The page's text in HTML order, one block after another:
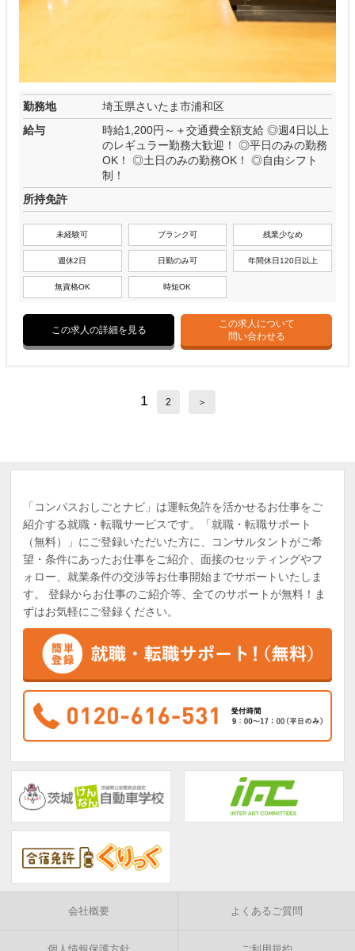
勤務地
埼玉県さいたま市浦和区
給与
時給1,200円～＋交通費全額支給 ◎週4日以上
のレギュラー勤務大歓迎！ ◎平日のみの勤務
OK！ ◎土日のみの勤務OK！ ◎自由シフト
制！
所持免許
未経験可 ブランク可 残業少なめ
週休2日 日勤のみ可 年間休日120日以上
無資格OK 時短OK
この求人の詳細を見る
この求人について
問い合わせる
1 2 ＞
「コンパスおしごとナビ」は運転免許を活かせるお仕事をご
紹介する就職・転職サービスです。「就職・転職サポート
（無料）」にご登録いただいた方に、コンサルタントがご希
望・条件にあったお仕事をご紹介、面接のセッティングやフ
ォロー、就業条件の交渉等お仕事開始までサポートいたしま
す。 登録からお仕事のご紹介等、全てのサポートが無料！ま
ずはお気軽にご登録ください。
会社概要 よくあるご質問